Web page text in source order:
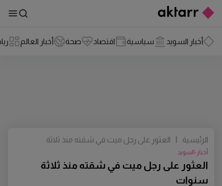
أخبار السويد سياسية اقتصاد صحة أخبار العالم
العثور على رجل ميت في شقته منذ ثلاثة
سنوات
أخبار-السويد
الرئيسية
العثور على رجل ميت في شقته منذ ثلاثة